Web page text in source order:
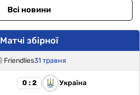
Всі новини
Матчі збірної
Friendlies31 травня
0 : 2 Україна